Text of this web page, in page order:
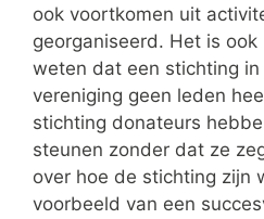
ook voortkomen uit
georganiseerd. Het is
weten dat een stichting
vereniging geen leden
stichting donateurs
steunen zonder dat ze
over hoe de stichting zijn
voorbeeld van een